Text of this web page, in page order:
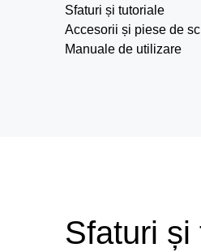
Sfaturi și tutoriale
Accesorii și piese de
Manuale de utilizare
Sfaturi și